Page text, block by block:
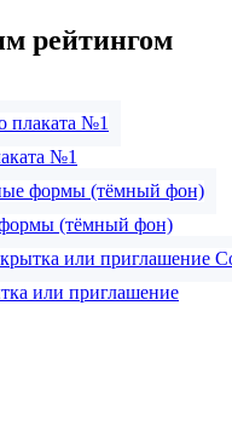
рейтингом
№1
(тёмный фон)
или приглашение